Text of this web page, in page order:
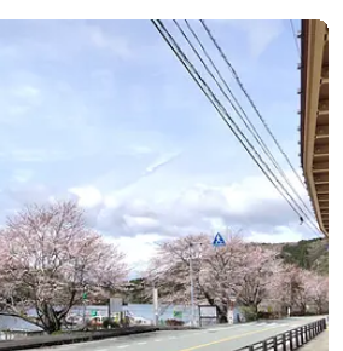
ぶり。 松阪の観光情報は、松阪観光インフォメ...